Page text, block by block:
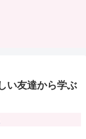
い友達から学ぶ